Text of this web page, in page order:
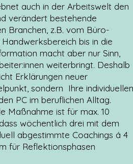
auch in der Arbeitswelt den
verändert bestehende
Branchen, z.B. vom Büro-
bis in die
macht aber nur Sinn,
weiterbringt. Deshalb
Erklärungen neuer
sondern Ihre individuellen
PC im beruflichen Alltag.
Maßnahme ist für max. 10
wöchentlich drei mit dem
abgestimmte Coachings á 4
für Reflektionsphasen